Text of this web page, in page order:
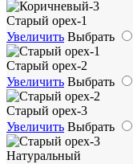
Старый орех-1
Увеличить Выбрать
Старый орех-2
Увеличить Выбрать
Старый орех-3
Увеличить Выбрать
Натуральный